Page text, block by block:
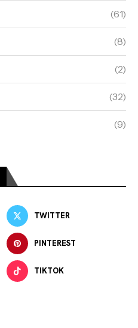
(61)
(8)
(2)
(32)
(9)
TWITTER
PINTEREST
TIKTOK